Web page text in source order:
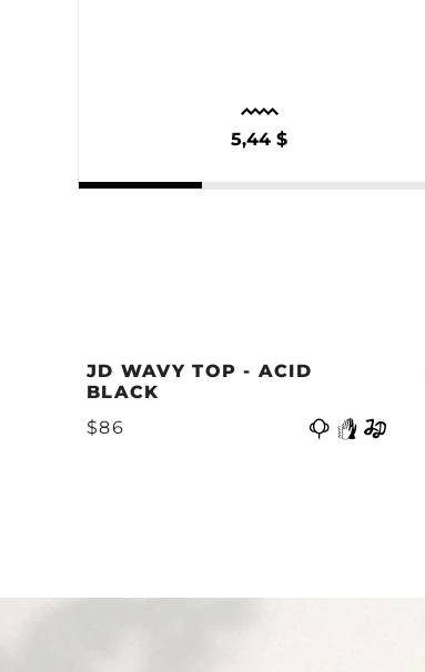
5,44 $
JD WAVY TOP - ACID
BLACK
$86
Precedente